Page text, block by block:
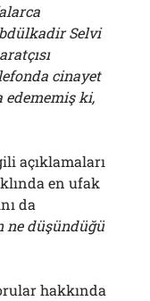
Selvi
cinayet
edememiş ki,
açıklamaları
en ufak
da
ne düşündüğü
hakkında